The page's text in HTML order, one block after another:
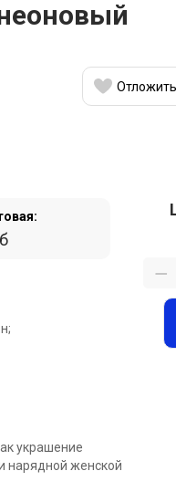
Отложить
украшение
нарядной женской